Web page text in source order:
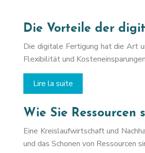
Die Vorteile der
Die digitale Fertigung hat die Art
Flexibilität und
Lire la suite
Wie Sie Ressourcen
Eine Kreislaufwirtschaft und
und das Schonen von Ressourcen